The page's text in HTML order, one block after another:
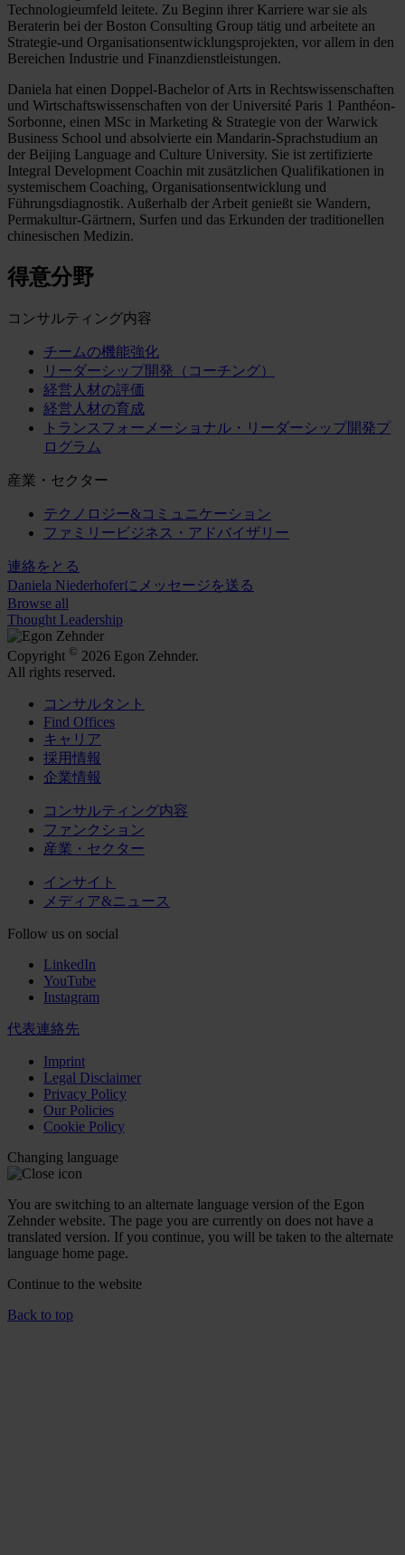
Technologieumfeld leitete. Zu Beginn ihrer Karriere war sie als
Beraterin bei der Boston Consulting Group tätig und arbeitete an
Strategie-und Organisationsentwicklungsprojekten, vor allem in den
Bereichen Industrie und Finanzdienstleistungen.
Daniela hat einen Doppel-Bachelor of Arts in Rechtswissenschaften
und Wirtschaftswissenschaften von der Université Paris 1 Panthéon-
Sorbonne, einen MSc in Marketing & Strategie von der Warwick
Business School und absolvierte ein Mandarin-Sprachstudium an
der Beijing Language and Culture University. Sie ist zertifizierte
Integral Development Coachin mit zusätzlichen Qualifikationen in
systemischem Coaching, Organisationsentwicklung und
Führungsdiagnostik. Außerhalb der Arbeit genießt sie Wandern,
Permakultur-Gärtnern, Surfen und das Erkunden der traditionellen
chinesischen Medizin.
得意分野
コンサルティング内容
チームの機能強化
リーダーシップ開発（コーチング）
経営人材の評価
経営人材の育成
トランスフォーメーショナル・リーダーシップ開発プ
ログラム
産業・セクター
テクノロジー&コミュニケーション
ファミリービジネス・アドバイザリー
連絡をとる
Daniela Niederhoferにメッセージを送る
Browse all
Thought Leadership
Copyright © 2026 Egon Zehnder.
All rights reserved.
コンサルタント
Find Offices
キャリア
採用情報
企業情報
コンサルティング内容
ファンクション
産業・セクター
インサイト
メディア&ニュース
Follow us on social
LinkedIn
YouTube
Instagram
代表連絡先
Imprint
Legal Disclaimer
Privacy Policy
Our Policies
Cookie Policy
Changing language
You are switching to an alternate language version of the Egon
Zehnder website. The page you are currently on does not have a
translated version. If you continue, you will be taken to the alternate
language home page.
Continue to the website
Back to top